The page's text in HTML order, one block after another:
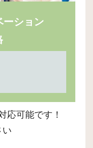
ーション
応可能です！
い